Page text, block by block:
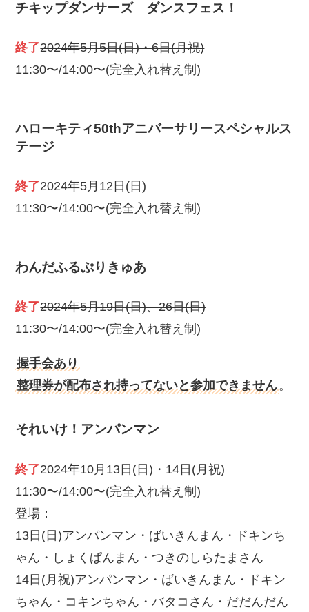
チキップダンサーズ ダンスフェス！
終了2024年5月5日(日)・6日(月祝)
11:30〜/14:00〜(完全入れ替え制)
ハローキティ50thアニバーサリースペシャルス
テージ
終了2024年5月12日(日)
11:30〜/14:00〜(完全入れ替え制)
わんだふるぷりきゅあ
終了2024年5月19日(日)、26日(日)
11:30〜/14:00〜(完全入れ替え制)
握手会あり
整理券が配布され持ってないと参加できません 。
それいけ！アンパンマン
終了2024年10月13日(日)・14日(月祝)
11:30〜/14:00〜(完全入れ替え制)
登場：
13日(日)アンパンマン・ばいきんまん・ドキンち
ゃん・しょくぱんまん・つきのしらたまさん
14日(月祝)アンパンマン・ばいきんまん・ドキン
ちゃん・コキンちゃん・バタコさん・だだんだん